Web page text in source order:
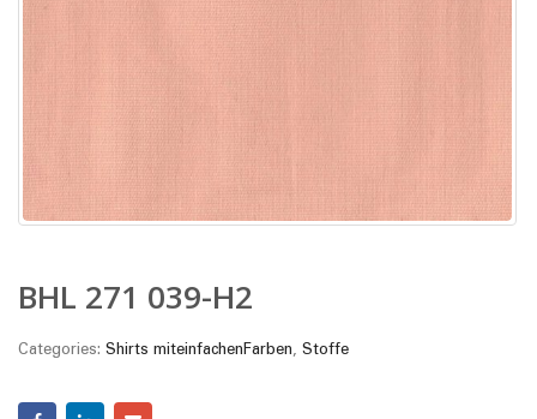
BHL 271 039-H2
Categories: Shirts miteinfachenFarben, Stoffe